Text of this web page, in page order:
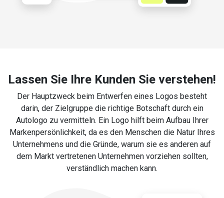
Lassen Sie Ihre Kunden Sie verstehen!
Der Hauptzweck beim Entwerfen eines Logos besteht
darin, der Zielgruppe die richtige Botschaft durch ein
Autologo zu vermitteln. Ein Logo hilft beim Aufbau Ihrer
Markenpersönlichkeit, da es den Menschen die Natur Ihres
Unternehmens und die Gründe, warum sie es anderen auf
dem Markt vertretenen Unternehmen vorziehen sollten,
verständlich machen kann.